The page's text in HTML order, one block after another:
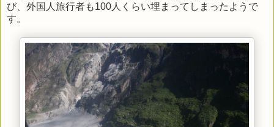
び、外国人旅行者も100人くらい埋まってしまったようで
す。